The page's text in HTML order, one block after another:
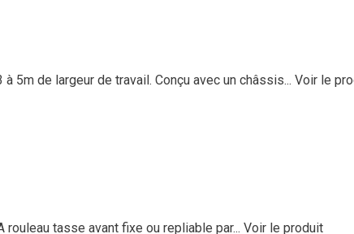
5m de largeur de travail. Conçu avec un châssis... Voir le
tasse avant fixe ou repliable par... Voir le produit